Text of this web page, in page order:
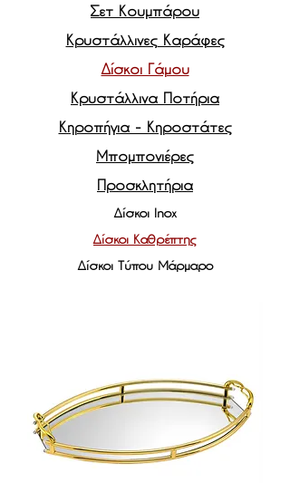
Σετ Κουμπάρου
Κρυστάλλινες Καράφες
Δίσκοι Γάμου
Κρυστάλλινα Ποτήρια
Κηροπήγια - Κηροστάτες
Μπομπονιέρες
Προσκλητήρια
Δίσκοι Inox
Δίσκοι Καθρέπτης
Δίσκοι Τύπου Μάρμαρο